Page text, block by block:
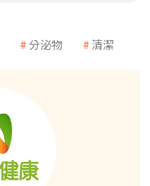
分泌物 清潔